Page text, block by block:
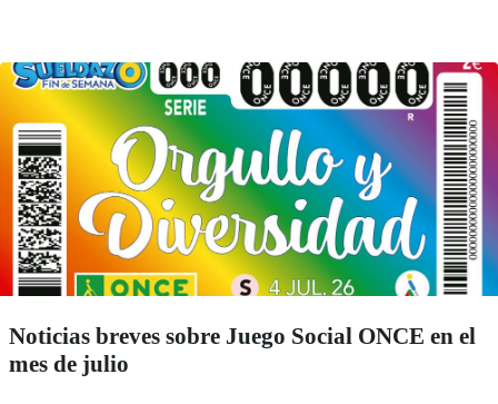
Noticias breves sobre Juego Social ONCE en el
mes de julio